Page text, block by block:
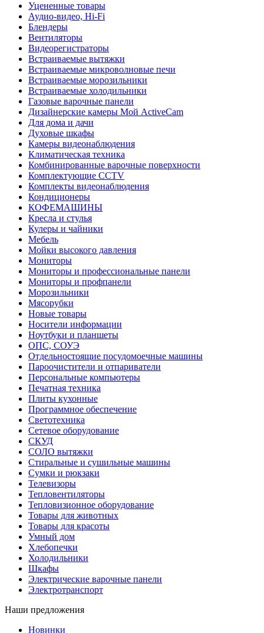
Уцененные товары
Аудио-видео, Hi-Fi
Блендеры
Вентиляторы
Видеорегистраторы
Встраиваемые вытяжки
Встраиваемые микроволновые печи
Встраиваемые морозильники
Встраиваемые холодильники
Газовые варочные панели
Дизайнерские камеры Мой ActiveCam
Для дома и дачи
Духовые шкафы
Камеры видеонаблюдения
Климатическая техника
Комбинированные варочные поверхности
Комплектующие CCTV
Комплекты видеонаблюдения
Кондиционеры
КОФЕМАШИНЫ
Кресла и стулья
Кулеры и чайники
Мебель
Мойки высокого давления
Мониторы
Мониторы и профессиональные панели
Мониторы и профпанели
Морозильники
Мясорубки
Новые товары
Носители информации
Ноутбуки и планшеты
ОПС, СОУЭ
Отдельностоящие посудомоечные машины
Пароочистители и отпариватели
Персональные компьютеры
Печатная техника
Плиты кухонные
Программное обеспечение
Светотехника
Сетевое оборудование
СКУД
СОЛО вытяжки
Стиральные и сушильные машины
Сумки и рюкзаки
Телевизоры
Тепловентиляторы
Тепловизионное оборудование
Товары для животных
Товары для красоты
Умный дом
Хлебопечки
Холодильники
Шкафы
Электрические варочные панели
Электротранспорт
Наши предложения
Новинки